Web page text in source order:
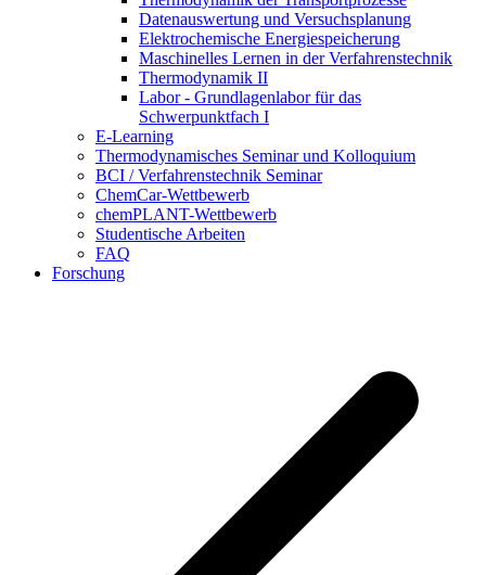
Datenauswertung und Versuchsplanung
Elektrochemische Energiespeicherung
Maschinelles Lernen in der Verfahrenstechnik
Thermodynamik II
Labor - Grundlagenlabor für das
Schwerpunktfach I
E-Learning
Thermodynamisches Seminar und Kolloquium
BCI / Verfahrenstechnik Seminar
ChemCar-Wettbewerb
chemPLANT-Wettbewerb
Studentische Arbeiten
FAQ
Forschung